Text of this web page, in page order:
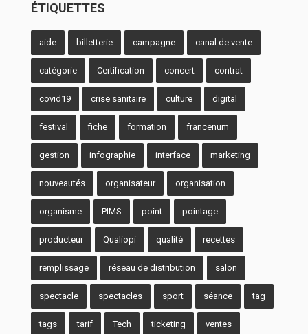
ÉTIQUETTES
aide billetterie campagne canal de vente
catégorie Certification concert contrat
covid19 crise sanitaire culture digital
festival fiche formation francenum
gestion infographie interface marketing
nouveautés organisateur organisation
organisme PIMS point pointage
producteur Qualiopi qualité recettes
remplissage réseau de distribution salon
spectacle spectacles sport séance tag
tags tarif Tech ticketing ventes